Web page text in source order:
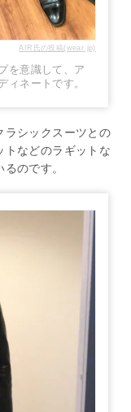
AIR氏の投稿(wear.jp)
を意識して、ア
ィネートです。
ラシックスーツとの
トなどのラギットな
のです。